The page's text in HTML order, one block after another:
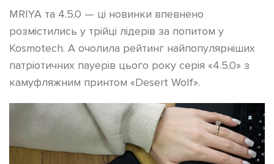
MRIYA та 4.5.0 — ці новинки впевнено
розмістились у трійці лідерів за попитом у
Kosmotech. А очолила рейтинг найпопулярніших
патріотичних пауерів цього року серія «4.5.0» з
камуфляжним принтом «Desert Wolf».